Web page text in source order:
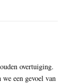
overtuiging.
een gevoel van